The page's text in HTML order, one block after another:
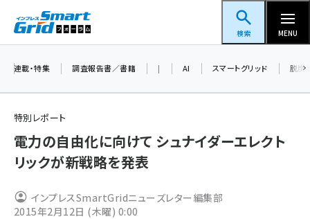
ン
スマートグリッドフォーラム
検索 MENU
蓄電池 (382)
ペロブスカイト (327)
連載・特集 調査報告書／書籍 | AI スマートグリッド 脱炭
特別レポート
電力の自由化に向けて シュナイダーエレクト
リックが新戦略を発表
インプレスSmartGridニューズレター編集部
2015年2月12日 (木曜) 0:00